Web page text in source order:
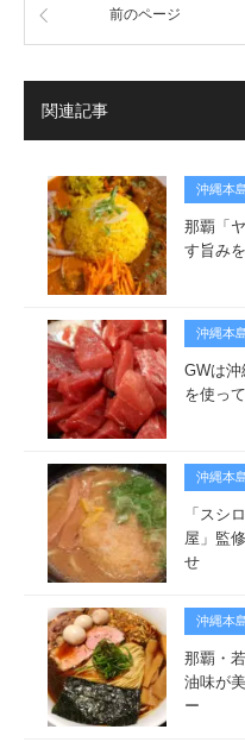
前のページ
関連記事
沖縄本
那覇「
す旨み
沖縄本
GWは
を使っ
沖縄本
「スシ
屋」監
せ
沖縄本
那覇・
油味が
ー